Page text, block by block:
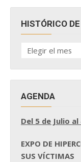
HISTÓRICO
HISTÓRICO
DE
AGENDA
Del 5 de Julio
EXPO DE
SUS VÍCTIMAS